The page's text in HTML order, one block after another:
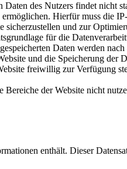
Daten des Nutzers findet nicht
Hierfür muss die
und zur
für die
Daten werden nach
und die Speicherung der
freiwillig zur Verfügung
Bereiche der Website nicht
enthält. Dieser